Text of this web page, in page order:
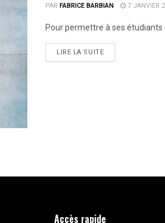
PAR FABRICE BARBIAN 7 JANVIER
Pour permettre à ses étudiants
LIRE LA SUITE
Accès rapide